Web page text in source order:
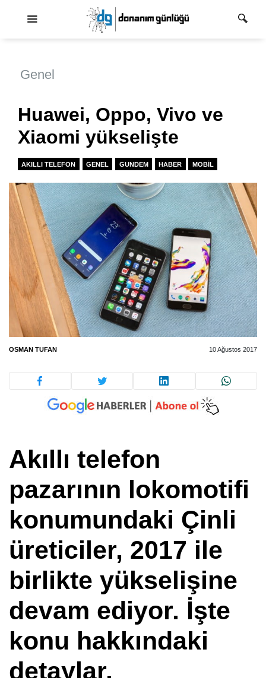
Genel
Huawei, Oppo, Vivo ve
Xiaomi yükselişte
AKILLI TELEFON GENEL GUNDEM HABER MOBIL
OSMAN TUFAN 10 Ağustos 2017
Akıllı telefon
pazarının lokomotifi
konumundaki Çinli
üreticiler, 2017 ile
birlikte yükselişine
devam ediyor. İşte
konu hakkındaki
detaylar.